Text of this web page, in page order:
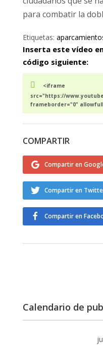
para combatir la
Etiquetas:
Inserta este vídeo
código siguiente:
<iframe
src="https://
frameborder="0"
COMPARTIR
Compartir en
Compartir en
Compartir en
Calendario de